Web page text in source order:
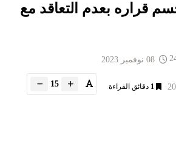
قراره بعدم التعاقد مع
1 دقائق القراءة 15